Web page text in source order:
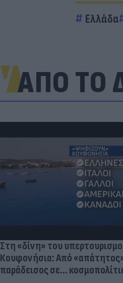
Ελλάδα
ΑΠΟ ΤΟ
Στη «δίνη» του
Κουφονήσια: Από
παράδεισος σε...